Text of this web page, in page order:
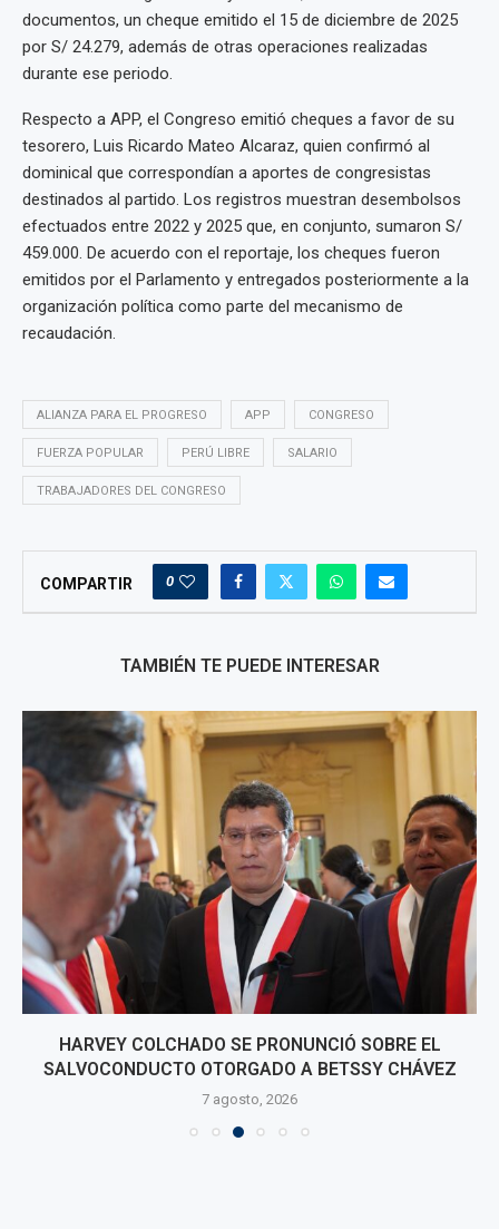
documentos, un cheque emitido el 15 de diciembre de 2025
por S/ 24.279, además de otras operaciones realizadas
durante ese periodo.
Respecto a APP, el Congreso emitió cheques a favor de su
tesorero, Luis Ricardo Mateo Alcaraz, quien confirmó al
dominical que correspondían a aportes de congresistas
destinados al partido. Los registros muestran desembolsos
efectuados entre 2022 y 2025 que, en conjunto, sumaron S/
459.000. De acuerdo con el reportaje, los cheques fueron
emitidos por el Parlamento y entregados posteriormente a la
organización política como parte del mecanismo de
recaudación.
ALIANZA PARA EL PROGRESO APP CONGRESO
FUERZA POPULAR PERÚ LIBRE SALARIO
TRABAJADORES DEL CONGRESO
COMPARTIR 0
TAMBIÉN TE PUEDE INTERESAR
HARVEY COLCHADO SE PRONUNCIÓ SOBRE EL
SALVOCONDUCTO OTORGADO A BETSSY CHÁVEZ
7 agosto, 2026